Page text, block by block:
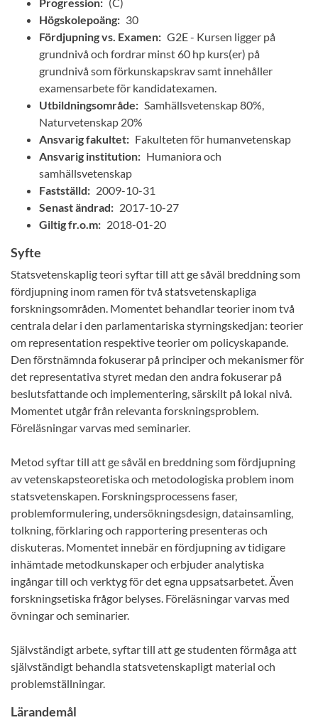
Högskolepoäng: 30
Fördjupning vs. Examen: G2E - Kursen ligger på
grundnivå och fordrar minst 60 hp kurs(er) på
grundnivå som förkunskapskrav samt innehåller
examensarbete för kandidatexamen.
Utbildningsområde: Samhällsvetenskap 80%,
Naturvetenskap 20%
Ansvarig fakultet: Fakulteten för humanvetenskap
Ansvarig institution: Humaniora och
samhällsvetenskap
Fastställd: 2009-10-31
Senast ändrad: 2017-10-27
Giltig fr.o.m: 2018-01-20
Syfte
Statsvetenskaplig teori syftar till att ge såväl breddning som
fördjupning inom ramen för två statsvetenskapliga
forskningsområden. Momentet behandlar teorier inom två
centrala delar i den parlamentariska styrningskedjan: teorier
om representation respektive teorier om policyskapande.
Den förstnämnda fokuserar på principer och mekanismer för
det representativa styret medan den andra fokuserar på
beslutsfattande och implementering, särskilt på lokal nivå.
Momentet utgår från relevanta forskningsproblem.
Föreläsningar varvas med seminarier.
Metod syftar till att ge såväl en breddning som fördjupning
av vetenskapsteoretiska och metodologiska problem inom
statsvetenskapen. Forskningsprocessens faser,
problemformulering, undersökningsdesign, datainsamling,
tolkning, förklaring och rapportering presenteras och
diskuteras. Momentet innebär en fördjupning av tidigare
inhämtade metodkunskaper och erbjuder analytiska
ingångar till och verktyg för det egna uppsatsarbetet. Även
forskningsetiska frågor belyses. Föreläsningar varvas med
övningar och seminarier.
Självständigt arbete, syftar till att ge studenten förmåga att
självständigt behandla statsvetenskapligt material och
problemställningar.
Lärandemål